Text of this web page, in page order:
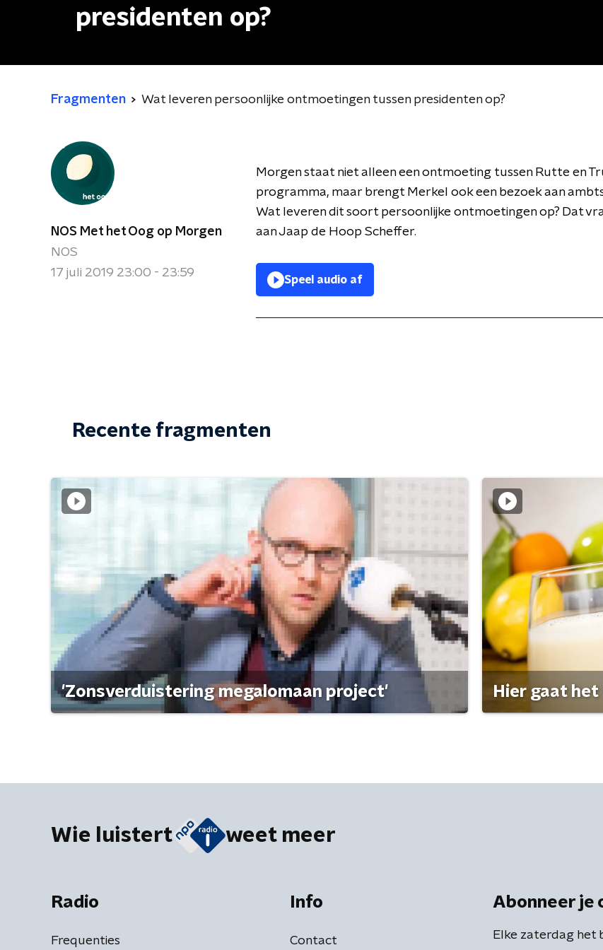
presidenten op?
Fragmenten Wat leveren persoonlijke ontmoetingen tussen presidenten op?
NOS Met het Oog op Morgen
NOS
17 juli 2019 23:00 - 23:59
Morgen staat niet alleen een ontmoeting tussen Rutte en
programma, maar brengt Merkel ook een bezoek aan
Wat leveren dit soort persoonlijke ontmoetingen op? Dat
aan Jaap de Hoop Scheffer.
Speel audio af
Recente fragmenten
'Zonsverduistering megalomaan project' Hier gaat
Wie luistert weet meer
Radio
Frequenties
Info
Contact
Abonneer je
Elke zaterdag het